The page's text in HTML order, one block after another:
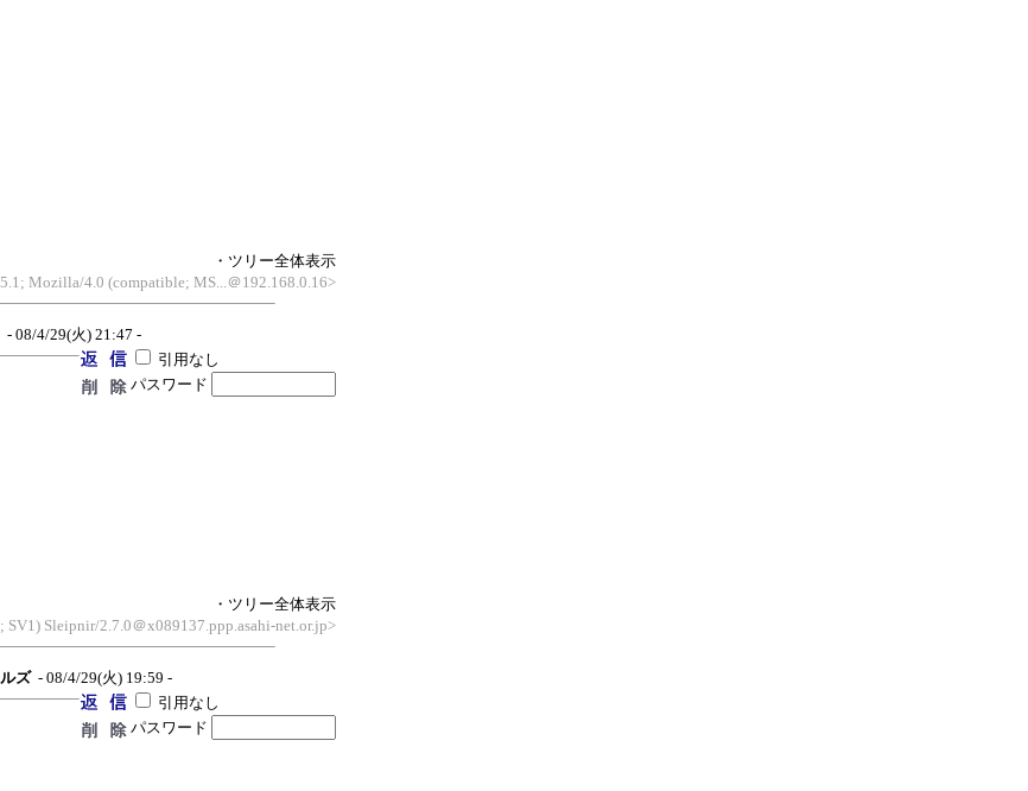
・ツリー全体表示
Mozilla/4.0 (compatible; MS...＠192.168.0.16>
- 08/4/29(火) 21:47 -
引用なし
パスワード
・ツリー全体表示
Sleipnir/2.7.0＠x089137.ppp.asahi-net.or.jp>
ズ - 08/4/29(火) 19:59 -
引用なし
パスワード